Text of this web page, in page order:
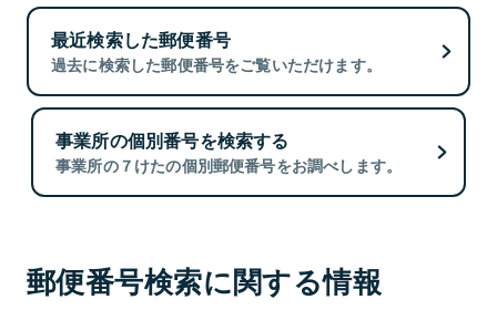
最近検索した郵便番号
過去に検索した郵便番号をご覧いただけます。
事業所の個別番号を検索する
事業所の７けたの個別郵便番号をお調べします。
郵便番号検索に関する情報